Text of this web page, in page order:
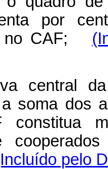
por
CAF;
central
soma dos
constitua
pelo